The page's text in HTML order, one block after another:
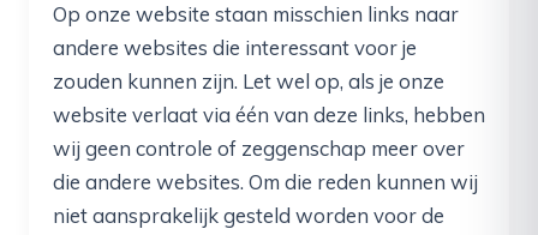
Op onze website staan misschien links naar
andere websites die interessant voor je
zouden kunnen zijn. Let wel op, als je onze
website verlaat via één van deze links, hebben
wij geen controle of zeggenschap meer over
die andere websites. Om die reden kunnen wij
niet aansprakelijk gesteld worden voor de